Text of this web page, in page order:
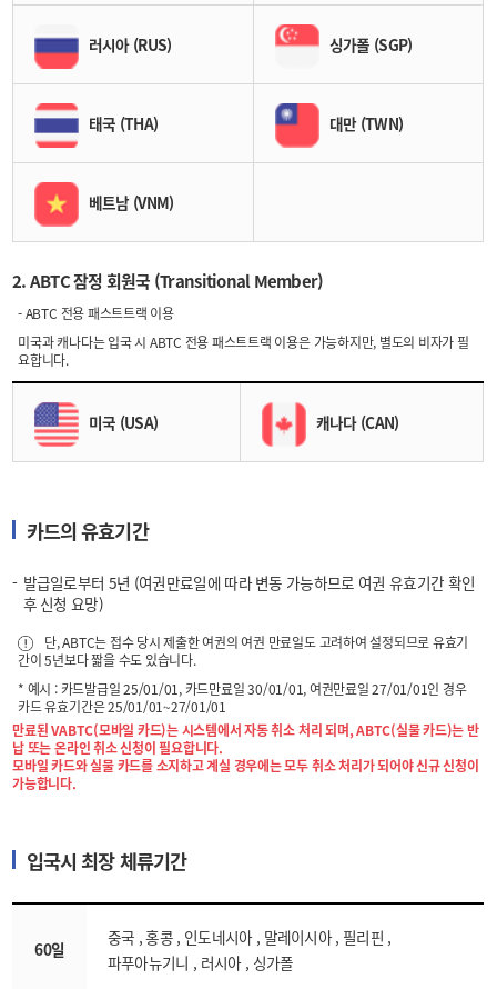
러시아 (RUS) 싱가폴 (SGP)
태국 (THA) 대만 (TWN)
베트남 (VNM)
2. ABTC 잠정 회원국 (Transitional Member)
- ABTC 전용 패스트트랙 이용
미국과 캐나다는 입국 시 ABTC 전용 패스트트랙 이용은 가능하지만, 별도의 비자가 필
요합니다.
미국 (USA) 캐나다 (CAN)
카드의 유효기간
발급일로부터 5년 (여권만료일에 따라 변동 가능하므로 여권 유효기간 확인
후 신청 요망)
단, ABTC는 접수 당시 제출한 여권의 여권 만료일도 고려하여 설정되므로 유효기
간이 5년보다 짧을 수도 있습니다.
* 예시 : 카드발급일 25/01/01, 카드만료일 30/01/01, 여권만료일 27/01/01인 경우
카드 유효기간은 25/01/01~27/01/01
만료된 VABTC(모바일 카드)는 시스템에서 자동 취소 처리 되며, ABTC(실물 카드)는 반
납 또는 온라인 취소 신청이 필요합니다.
모바일 카드와 실물 카드를 소지하고 계실 경우에는 모두 취소 처리가 되어야 신규 신청이
가능합니다.
입국시 최장 체류기간
60일
중국 , 홍콩 , 인도네시아 , 말레이시아 , 필리핀 ,
파푸아뉴기니 , 러시아 , 싱가폴